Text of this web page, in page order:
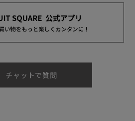
チャットで質問